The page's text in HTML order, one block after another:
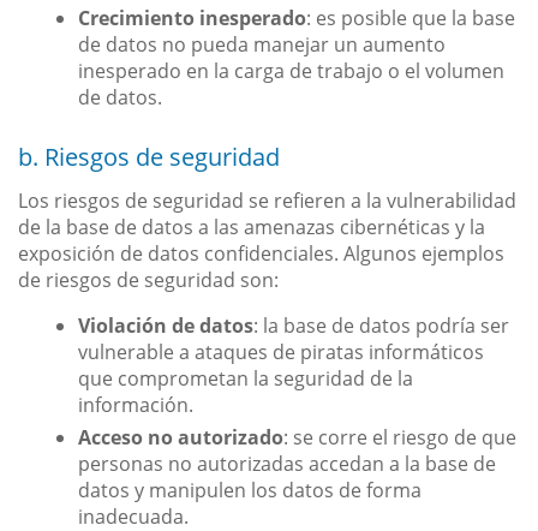
Crecimiento inesperado: es posible que la base
de datos no pueda manejar un aumento
inesperado en la carga de trabajo o el volumen
de datos.
b. Riesgos de seguridad
Los riesgos de seguridad se refieren a la vulnerabilidad
de la base de datos a las amenazas cibernéticas y la
exposición de datos confidenciales. Algunos ejemplos
de riesgos de seguridad son:
Violación de datos: la base de datos podría ser
vulnerable a ataques de piratas informáticos
que comprometan la seguridad de la
información.
Acceso no autorizado: se corre el riesgo de que
personas no autorizadas accedan a la base de
datos y manipulen los datos de forma
inadecuada.